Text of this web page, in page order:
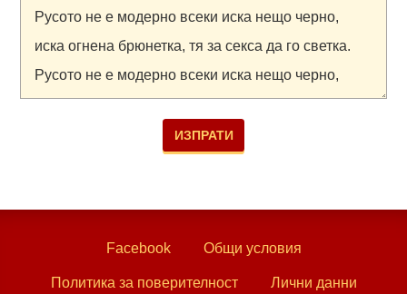
Facebook Общи условия
Политика за поверителност Лични данни